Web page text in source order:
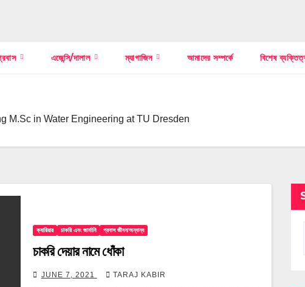
এজেন্সি/দালাল ম্যাগাজিন আমাদের সম্পর্কে বিশেষ
M.Sc in Water Engineering at TU Dresden
ক্যারিয়ার চাকরি এবং জার্মানি প্রবাস জীবন/অন্যান্য
চাকরি দেয়ার নামে ধোঁকা
JUNE 7, 2021 TARAJ KABIR